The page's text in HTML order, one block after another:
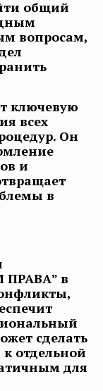
общий
вопросам,
ключевую
всех
Он
и
в
ПРАВА” в
сделать
отдельной
для